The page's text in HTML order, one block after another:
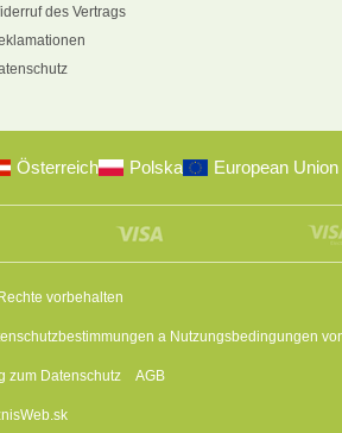
des Vertrags
Österreich Polska European Union
vorbehalten
a Nutzungsbedingungen
zum Datenschutz AGB